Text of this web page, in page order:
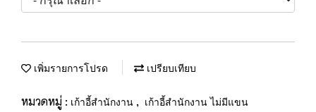
เพิ่มรายการโปรด เปรียบเทียบ
หมวดหมู่ : เก้าอี้สำนักงาน , เก้าอี้สำนักงาน ไม่มีแขน